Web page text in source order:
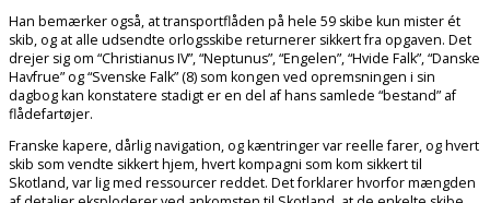
Han bemærker også, at transportflåden på hele 59 skibe kun mister ét
skib, og at alle udsendte orlogsskibe returnerer sikkert fra opgaven. Det
drejer sig om “Christianus IV”, “Neptunus”, “Engelen”, “Hvide Falk”, “Danske
Havfrue” og “Svenske Falk” (8) som kongen ved opremsningen i sin
dagbog kan konstatere stadigt er en del af hans samlede “bestand” af
flådefartøjer.
Franske kapere, dårlig navigation, og kæntringer var reelle farer, og hvert
skib som vendte sikkert hjem, hvert kompagni som kom sikkert til
Skotland, var lig med ressourcer reddet. Det forklarer hvorfor mængden